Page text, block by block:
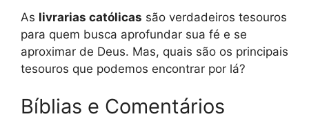
As livrarias católicas são verdadeiros tesouros
para quem busca aprofundar sua fé e se
aproximar de Deus. Mas, quais são os principais
tesouros que podemos encontrar por lá?
Bíblias e Comentários